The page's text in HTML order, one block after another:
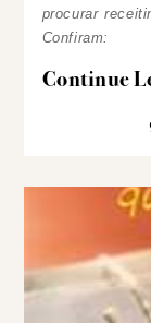
procurar
Confiram:
Continue